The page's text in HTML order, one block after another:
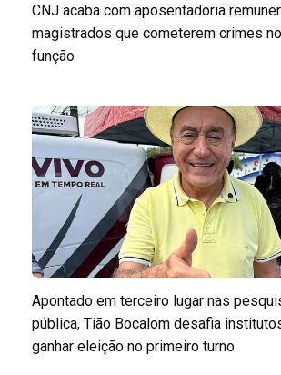
CNJ acaba com aposentadoria
magistrados que cometerem crimes
função
Apontado em terceiro lugar nas
pública, Tião Bocalom desafia
ganhar eleição no primeiro turno